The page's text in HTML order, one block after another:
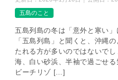
五島のこと
五島列島の冬は「意外と寒い
「五島列島」と聞くと、沖縄
たれる方が多いのではないで
海、白い砂浜、半袖で過ごせ
ビーチリゾ […]